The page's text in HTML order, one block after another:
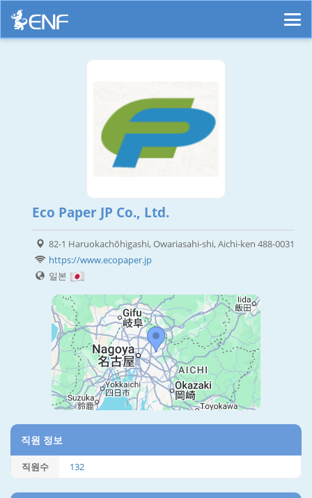
Eco Paper JP Co., Ltd.
82-1 Haruokachōhigashi, Owariasahi-shi, Aichi-ken 488-0031
https://www.ecopaper.jp
일본
직원 정보
직원수 132